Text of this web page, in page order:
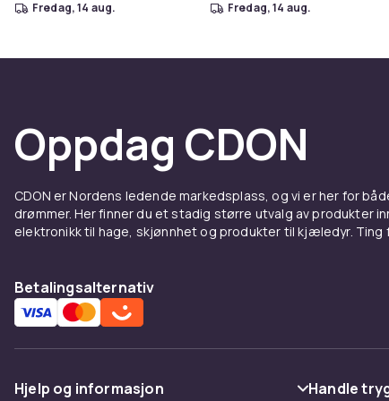
fredag, 14 aug. fredag, 14 aug.
Oppdag CDON
CDON er Nordens ledende markedsplass, og vi er her for
drømmer. Her finner du et stadig større utvalg av produkter
elektronikk til hage, skjønnhet og produkter til kjæledyr.
Betalingsalternativ
Hjelp og informasjon Handle